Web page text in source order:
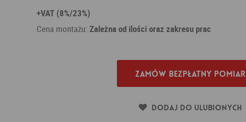
+VAT (8%/23%)
Cena montażu: Zależna od ilości oraz zakresu prac
Zamów bezpłatny pomiar
Dodaj do ulubionych